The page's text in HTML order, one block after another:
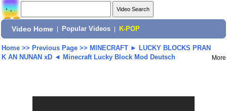
Video Home Popular Videos K-POP
Home>> Previous Page>> MINECRAFT ► LUCKY BLOCKS PRAN
K AN NUNAN xD ◄ Minecraft Lucky Block Mod Deutsch
More